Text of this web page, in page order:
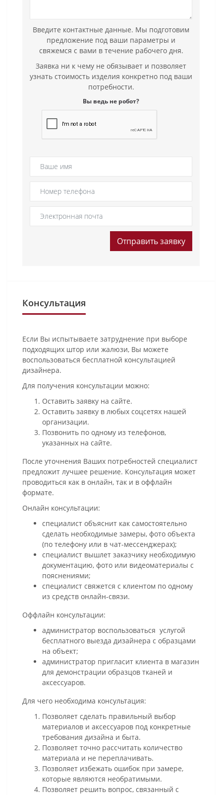
Введите контактные данные. Мы подготовим
предложение под ваши параметры и
свяжемся с вами в течение рабочего дня.
Заявка ни к чему не обязывает и позволяет
узнать стоимость изделия конкретно под ваши
потребности.
Вы ведь не робот?
Отправить заявку
Консультация
Если Вы испытываете затруднение при выборе
подходящих штор или жалюзи, Вы можете
воспользоваться бесплатной консультацией
дизайнера.
Для получения консультации можно:
Оставить заявку на сайте.
Оставить заявку в любых соцсетях нашей
организации.
Позвонить по одному из телефонов,
указанных на сайте.
После уточнения Ваших потребностей специалист
предложит лучшее решение. Консультация может
проводиться как в онлайн, так и в оффлайн
формате.
Онлайн консультации:
специалист объяснит как самостоятельно
сделать необходимые замеры, фото объекта
(по телефону или в чат-мессенджерах);
специалист вышлет заказчику необходимую
документацию, фото или видеоматериалы с
пояснениями;
специалист свяжется с клиентом по одному
из средств онлайн-связи.
Оффлайн консультации:
администратор воспользоваться услугой
бесплатного выезда дизайнера с образцами
на объект;
администратор пригласит клиента в магазин
для демонстрации образцов тканей и
аксессуаров.
Для чего необходима консультация:
Позволяет сделать правильный выбор
материалов и аксессуаров под конкретные
требования дизайна и быта.
Позволяет точно рассчитать количество
материала и не переплачивать.
Позволяет избежать ошибок при замере,
которые являются необратимыми.
Позволяет решить вопрос, связанный с